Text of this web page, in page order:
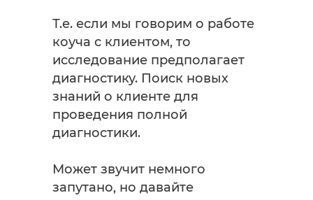
Т.е. если мы говорим о работе
коуча с клиентом, то
исследование предполагает
диагностику. Поиск новых
знаний о клиенте для
проведения полной
диагностики.
Может звучит немного
запутано, но давайте